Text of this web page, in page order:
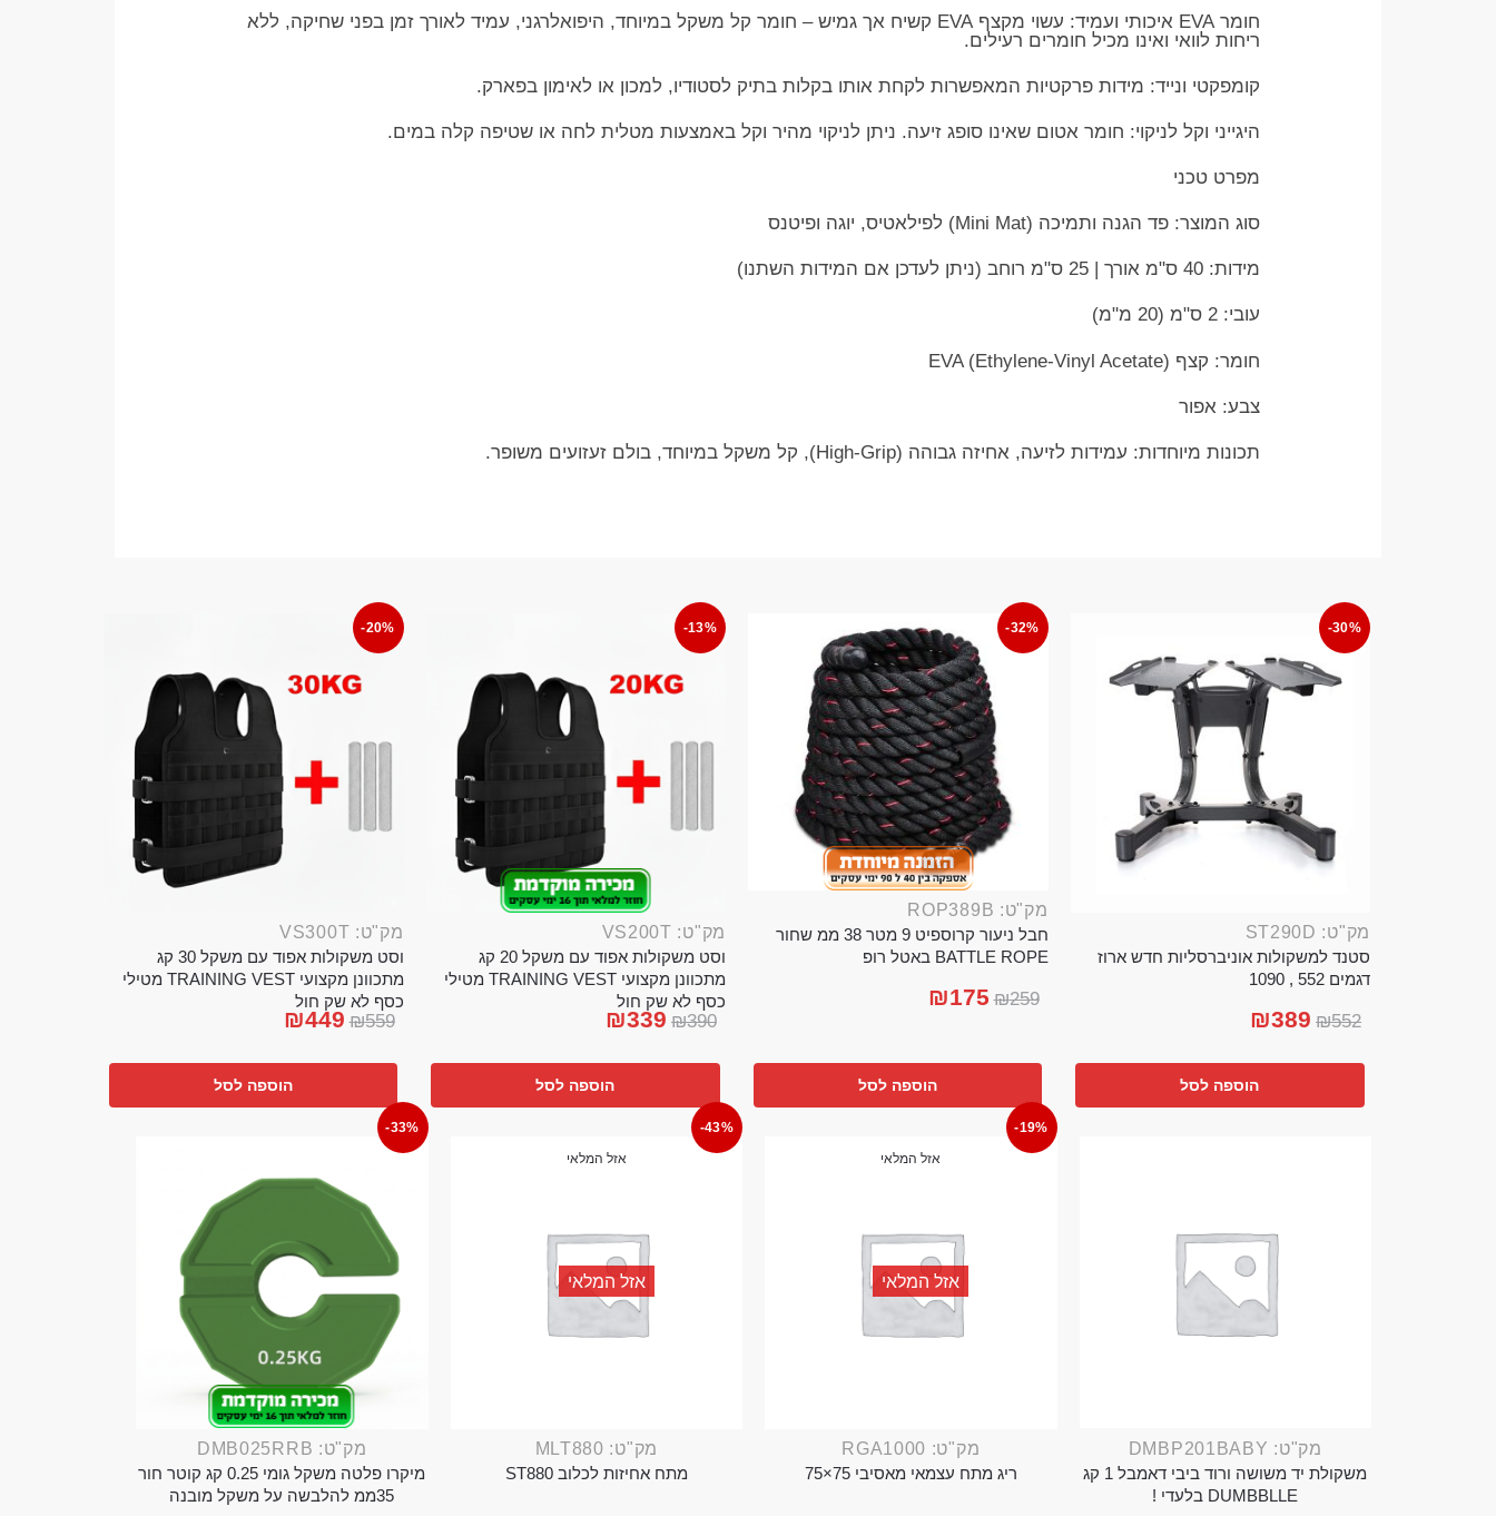
​חומר EVA איכותי ועמיד: עשוי מקצף EVA קשיח אך גמיש – חומר קל משקל במיוחד, היפואלרגני, עמיד לאורך זמן בפני שחיקה, ללא
ריחות לוואי ואינו מכיל חומרים רעילים.
​קומפקטי ונייד: מידות פרקטיות המאפשרות לקחת אותו בקלות בתיק לסטודיו, למכון או לאימון בפארק.
​היגייני וקל לניקוי: חומר אטום שאינו סופג זיעה. ניתן לניקוי מהיר וקל באמצעות מטלית לחה או שטיפה קלה במים.
​מפרט טכני
​סוג המוצר: פד הגנה ותמיכה (Mini Mat) לפילאטיס, יוגה ופיטנס
​מידות: 40 ס"מ אורך | 25 ס"מ רוחב (ניתן לעדכן אם המידות השתנו)
​עובי: 2 ס"מ (20 מ"מ)
​חומר: קצף EVA (Ethylene-Vinyl Acetate)
​צבע: אפור
​תכונות מיוחדות: עמידות לזיעה, אחיזה גבוהה (High-Grip), קל משקל במיוחד, בולם זעזועים משופר.
-30%
מק"ט: ST290D
סטנד למשקולות אוניברסליות חדש ארוז
דגמים 552 , 1090
₪552
₪389
הוספה לסל
-32%
מק"ט: ROP389B
חבל ניעור קרוספיט 9 מטר 38 ממ שחור
BATTLE ROPE באטל רופ
₪259
₪175
הוספה לסל
-13%
מק"ט: VS200T
וסט משקולות אפוד עם משקל 20 קג
מתכוונן מקצועי TRAINING VEST מטילי
כסף לא שק חול
₪390
₪339
הוספה לסל
-20%
מק"ט: VS300T
וסט משקולות אפוד עם משקל 30 קג
מתכוונן מקצועי TRAINING VEST מטילי
כסף לא שק חול
₪559
₪449
הוספה לסל
מק"ט: DMBP201BABY
משקולת יד משושה ורוד ביבי דאמבל 1 קג
DUMBBLLE בלעדי !
-19%
אזל המלאי
אזל המלאי
מק"ט: RGA1000
ריג מתח עצמאי מאסיבי 75×75
-43%
אזל המלאי
אזל המלאי
מק"ט: MLT880
מתח אחיזות לכלוב ST880
-33%
מק"ט: DMB025RRB
מיקרו פלטה משקל גומי 0.25 קג קוטר חור
35ממ להלבשה על משקל מובנה